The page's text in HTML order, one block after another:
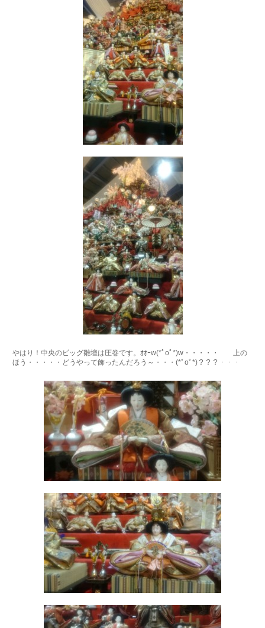
やはり！中央のビッグ雛壇は圧巻です。ｵｵｰw(*ﾟoﾟ*)w・・・・・ 上の
ほう・・・・・どうやって飾ったんだろう～・・・(*ﾟoﾟ*)？？？・・・